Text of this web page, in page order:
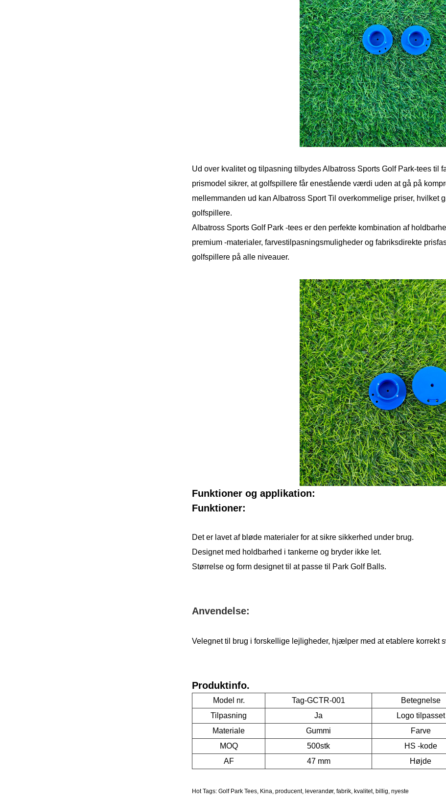
Ud over kvalitet og tilpasning tilbydes Albatross Sports Golf Park-tees til
prismodel sikrer, at golfspillere får enestående værdi uden at gå på
mellemmanden ud kan Albatross Sport Til overkommelige priser, hvilket
golfspillere.
Albatross Sports Golf Park -tees er den perfekte kombination af
premium -materialer, farvestilpasningsmuligheder og fabriksdirekte
golfspillere på alle niveauer.
Funktioner og applikation:
Funktioner:
Det er lavet af bløde materialer for at sikre sikkerhed under brug.
Designet med holdbarhed i tankerne og bryder ikke let.
Størrelse og form designet til at passe til Park Golf Balls.
Anvendelse:
Velegnet til brug i forskellige lejligheder, hjælper med at etablere korrekt
Produktinfo.
Model nr. Tag-GCTR-001 Betegnelse
Tilpasning
Ja Logo tilpasset
Materiale
Gummi Farve
MOQ
500stk HS -kode
AF
47 mm Højde
Hot Tags: Golf Park Tees, Kina, producent, leverandør, fabrik, kvalitet, billig, nyeste